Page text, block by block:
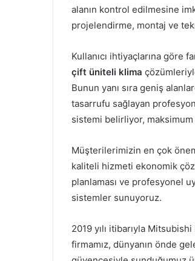
alanın kontrol edilmesine
projelendirme, montaj ve
Kullanıcı ihtiyaçlarına göre
çift üniteli klima
Bunun yanı sıra geniş
tasarrufu sağlayan
sistemi belirliyor,
Müşterilerimizin en çok
kaliteli hizmeti ekonomik
planlaması ve profesyonel
sistemler sunuyoruz.
2019 yılı itibarıyla
firmamız, dünyanın önde